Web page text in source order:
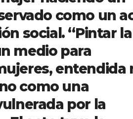
como un
social. “Pintar la
medio para
entendida
como una
por la